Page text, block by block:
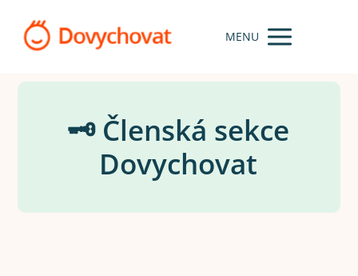
MENU
🗝️ Členská sekce
Dovychovat